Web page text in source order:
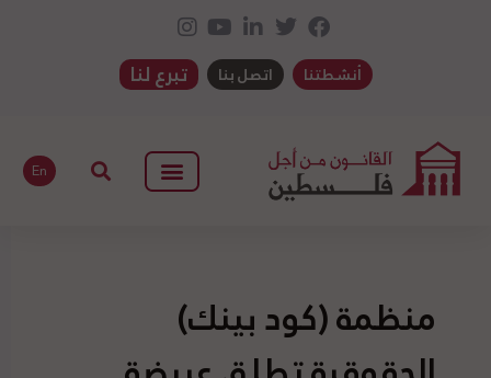
أنشطتنا اتصل بنا تبرع لنا
En
منظمة (كود بينك)